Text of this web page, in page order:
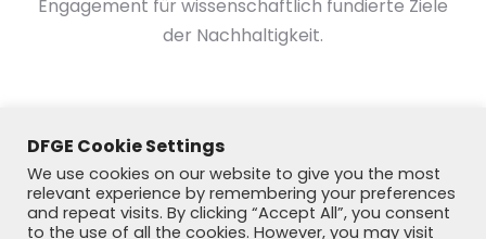
Engagement für wissenschaftlich fundierte Ziele
der Nachhaltigkeit.
DFGE Cookie Settings
We use cookies on our website to give you the most
relevant experience by remembering your preferences
and repeat visits. By clicking “Accept All”, you consent
to the use of all the cookies. However, you may visit